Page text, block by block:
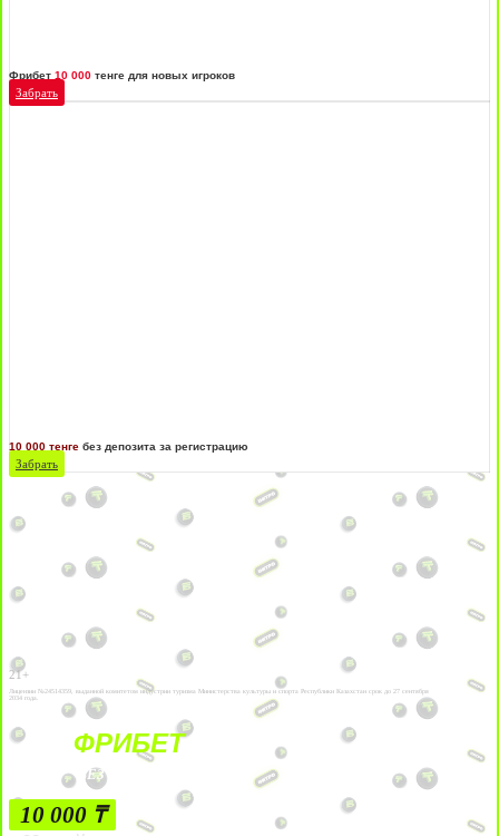
Фрибет 10 000 тенге для новых игроков
Забрать
10 000 тенге без депозита за регистрацию
Забрать
21+
Лицензии №24514359, выданной комитетом индустрии туризма Министерства культуры и спорта Республики Казахстан срок до 27 сентября
2034 года.
ФРИБЕТ
БЕЗ УСЛОВИЙ
10 000 ₸